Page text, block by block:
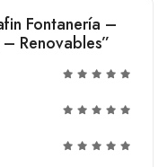
Fontanería –
Renovables”